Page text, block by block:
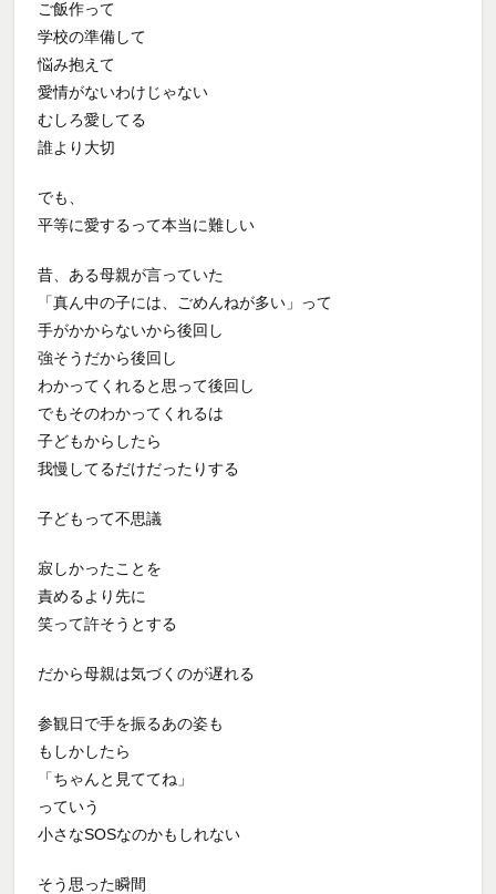
ご飯作って
学校の準備して
悩み抱えて
愛情がないわけじゃない
むしろ愛してる
誰より大切
でも、
平等に愛するって本当に難しい
昔、ある母親が言っていた
「真ん中の子には、ごめんねが多い」って
手がかからないから後回し
強そうだから後回し
わかってくれると思って後回し
でもそのわかってくれるは
子どもからしたら
我慢してるだけだったりする
子どもって不思議
寂しかったことを
責めるより先に
笑って許そうとする
だから母親は気づくのが遅れる
参観日で手を振るあの姿も
もしかしたら
「ちゃんと見ててね」
っていう
小さなSOSなのかもしれない
そう思った瞬間